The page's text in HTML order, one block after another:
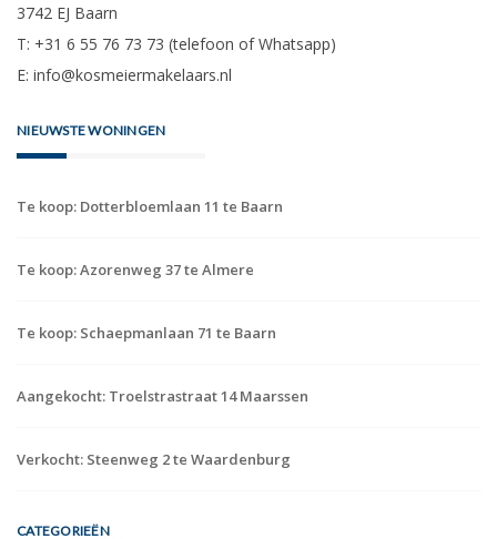
3742 EJ Baarn
T: +31 6 55 76 73 73 (telefoon of Whatsapp)
E: info@kosmeiermakelaars.nl
NIEUWSTE WONINGEN
Te koop: Dotterbloemlaan 11 te Baarn
Te koop: Azorenweg 37 te Almere
Te koop: Schaepmanlaan 71 te Baarn
Aangekocht: Troelstrastraat 14 Maarssen
Verkocht: Steenweg 2 te Waardenburg
CATEGORIEËN